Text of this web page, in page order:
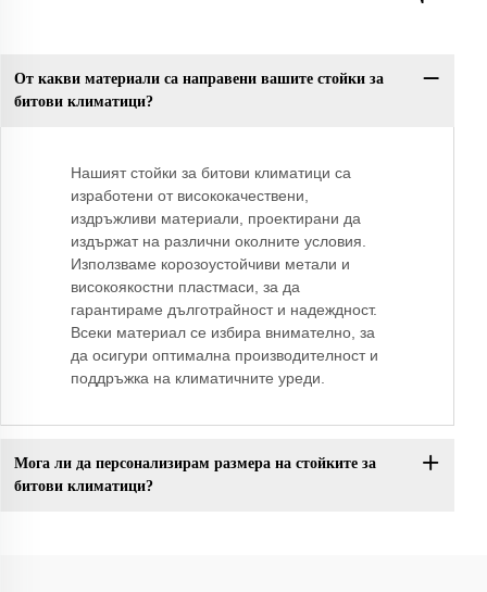
От какви материали са направени вашите стойки за
битови климатици?
Нашият стойки за битови климатици са
изработени от висококачествени,
издръжливи материали, проектирани да
издържат на различни околните условия.
Използваме корозоустойчиви метали и
високоякостни пластмаси, за да
гарантираме дълготрайност и надеждност.
Всеки материал се избира внимателно, за
да осигури оптимална производителност и
поддръжка на климатичните уреди.
Мога ли да персонализирам размера на стойките за
битови климатици?